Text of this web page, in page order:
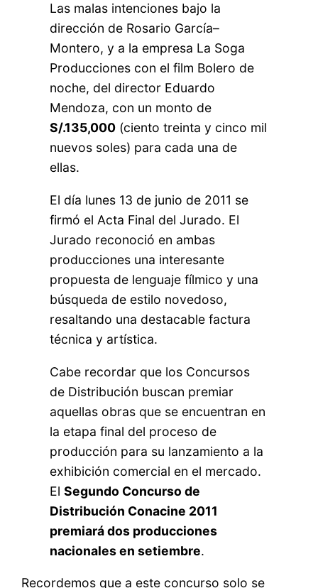
Las malas intenciones bajo la
dirección de Rosario García–
Montero, y a la empresa La Soga
Producciones con el film Bolero de
noche, del director Eduardo
Mendoza, con un monto de
S/.135,000 (ciento treinta y cinco mil
nuevos soles) para cada una de
ellas.
El día lunes 13 de junio de 2011 se
firmó el Acta Final del Jurado. El
Jurado reconoció en ambas
producciones una interesante
propuesta de lenguaje fílmico y una
búsqueda de estilo novedoso,
resaltando una destacable factura
técnica y artística.
Cabe recordar que los Concursos
de Distribución buscan premiar
aquellas obras que se encuentran en
la etapa final del proceso de
producción para su lanzamiento a la
exhibición comercial en el mercado.
ElSegundo Concurso de
Distribución Conacine 2011
premiará dos producciones
nacionales en setiembre.
Recordemos que a este concurso solo se